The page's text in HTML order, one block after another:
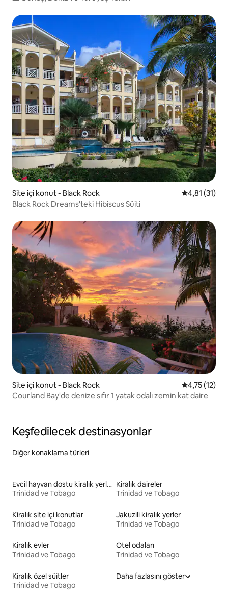
Site içi konut - Black Rock 5 üzerinden
4,81 (31)
Black Rock Dreams'teki Hibiscus Süiti
Site içi konut - Black Rock 5 üzerinden
4,75 (12)
Courland Bay'de denize sıfır 1 yatak odalı zemin kat daire
Keşfedilecek destinasyonlar
Diğer konaklama türleri
Evcil hayvan dostu kiralık yerler
Trinidad ve Tobago
Kiralık daireler
Trinidad ve Tobago
Kiralık site içi konutlar
Trinidad ve Tobago
Jakuzili kiralık yerler
Trinidad ve Tobago
Kiralık evler
Trinidad ve Tobago
Otel odaları
Trinidad ve Tobago
Kiralık özel süitler
Trinidad ve Tobago
Daha fazlasını göster